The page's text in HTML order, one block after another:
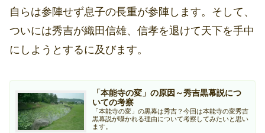
自らは参陣せず息子の長重が参陣します。そして、
ついには秀吉が織田信雄、信孝を退けて天下を手中
にしようとするに及びます。
「本能寺の変」の原因～秀吉黒幕説につ
いての考察
「本能寺の変」の黒幕は秀吉？今回は本能寺の変秀吉
黒幕説が囁かれる理由について考察してみたいと思い
ます。